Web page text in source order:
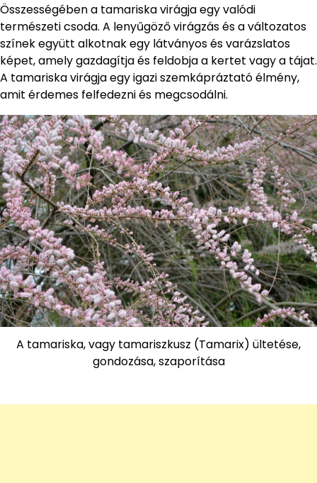
Összességében a tamariska virágja egy valódi
természeti csoda. A lenyűgöző virágzás és a változatos
színek együtt alkotnak egy látványos és varázslatos
képet, amely gazdagítja és feldobja a kertet vagy a tájat.
A tamariska virágja egy igazi szemkápráztató élmény,
amit érdemes felfedezni és megcsodálni.
A tamariska, vagy tamariszkusz (Tamarix) ültetése,
gondozása, szaporítása